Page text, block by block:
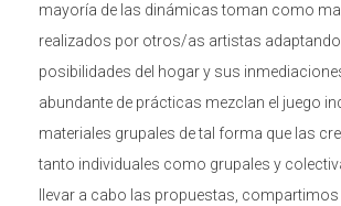
mayoría de las dinámicas toman como
realizados por otros/as artistas
posibilidades del hogar y sus
abundante de prácticas mezclan el juego
materiales grupales de tal forma que las
tanto individuales como grupales y
llevar a cabo las propuestas,